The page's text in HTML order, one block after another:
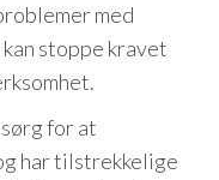
med
stoppe kravet
for at
har tilstrekkelige